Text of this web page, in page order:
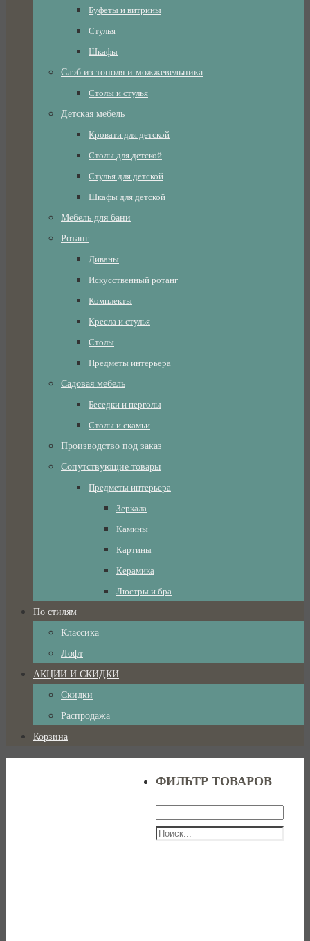
Буфеты и витрины
Стулья
Шкафы
Слэб из тополя и можжевельника
Столы и стулья
Детская мебель
Кровати для детской
Столы для детской
Стулья для детской
Шкафы для детской
Мебель для бани
Ротанг
Диваны
Искусственный ротанг
Комплекты
Кресла и стулья
Столы
Предметы интерьера
Садовая мебель
Беседки и перголы
Столы и скамьи
Производство под заказ
Сопутствующие товары
Предметы интерьера
Зеркала
Камины
Картины
Керамика
Люстры и бра
По стилям
Классика
Лофт
АКЦИИ И СКИДКИ
Скидки
Распродажа
Корзина
ФИЛЬТР ТОВАРОВ